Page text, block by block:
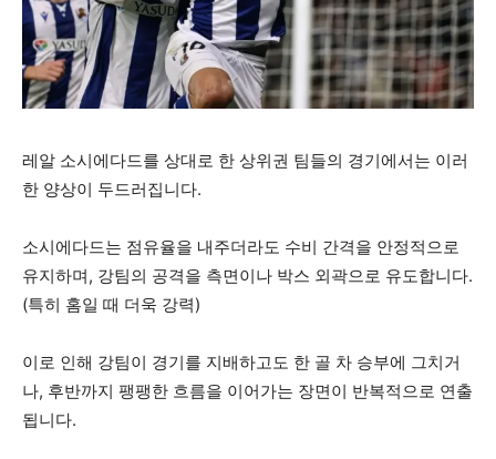
레알 소시에다드를 상대로 한 상위권 팀들의 경기에서는 이러
한 양상이 두드러집니다.
소시에다드는 점유율을 내주더라도 수비 간격을 안정적으로
유지하며, 강팀의 공격을 측면이나 박스 외곽으로 유도합니다.
(특히 홈일 때 더욱 강력)
이로 인해 강팀이 경기를 지배하고도 한 골 차 승부에 그치거
나, 후반까지 팽팽한 흐름을 이어가는 장면이 반복적으로 연출
됩니다.